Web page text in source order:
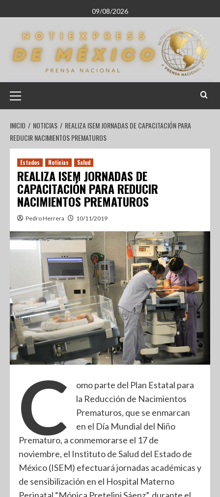
09/08/2026
INICIO NOTICIAS
REALIZA ISEM JORNADAS DE CAPACITACIÓN PARA
REDUCIR NACIMIENTOS PREMATUROS
Estados Noticias Salud
REALIZA ISEM JORNADAS DE
CAPACITACIÓN PARA REDUCIR
NACIMIENTOS PREMATUROS
Pedro Herrera 10/11/2019
C
omo parte del Plan Estatal para
la Reducción de Nacimientos
Prematuros, que se enmarcan
en el Día Mundial del Niño
Prematuro, a conmemorarse el 17 de
noviembre, el Instituto de Salud del Estado de
México (ISEM) efectuará jornadas académicas y
de sensibilización en el Hospital Materno